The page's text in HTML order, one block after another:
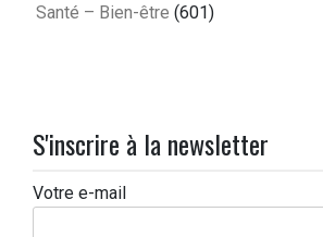
Santé – Bien-être (601)
S'inscrire à la newsletter
Votre e-mail